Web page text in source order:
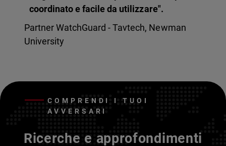
coordinato e facile da utilizzare".
Partner WatchGuard - Tavtech, Newman
University
COMPRENDI I TUOI
AVVERSARI
Ricerche e approfondimenti